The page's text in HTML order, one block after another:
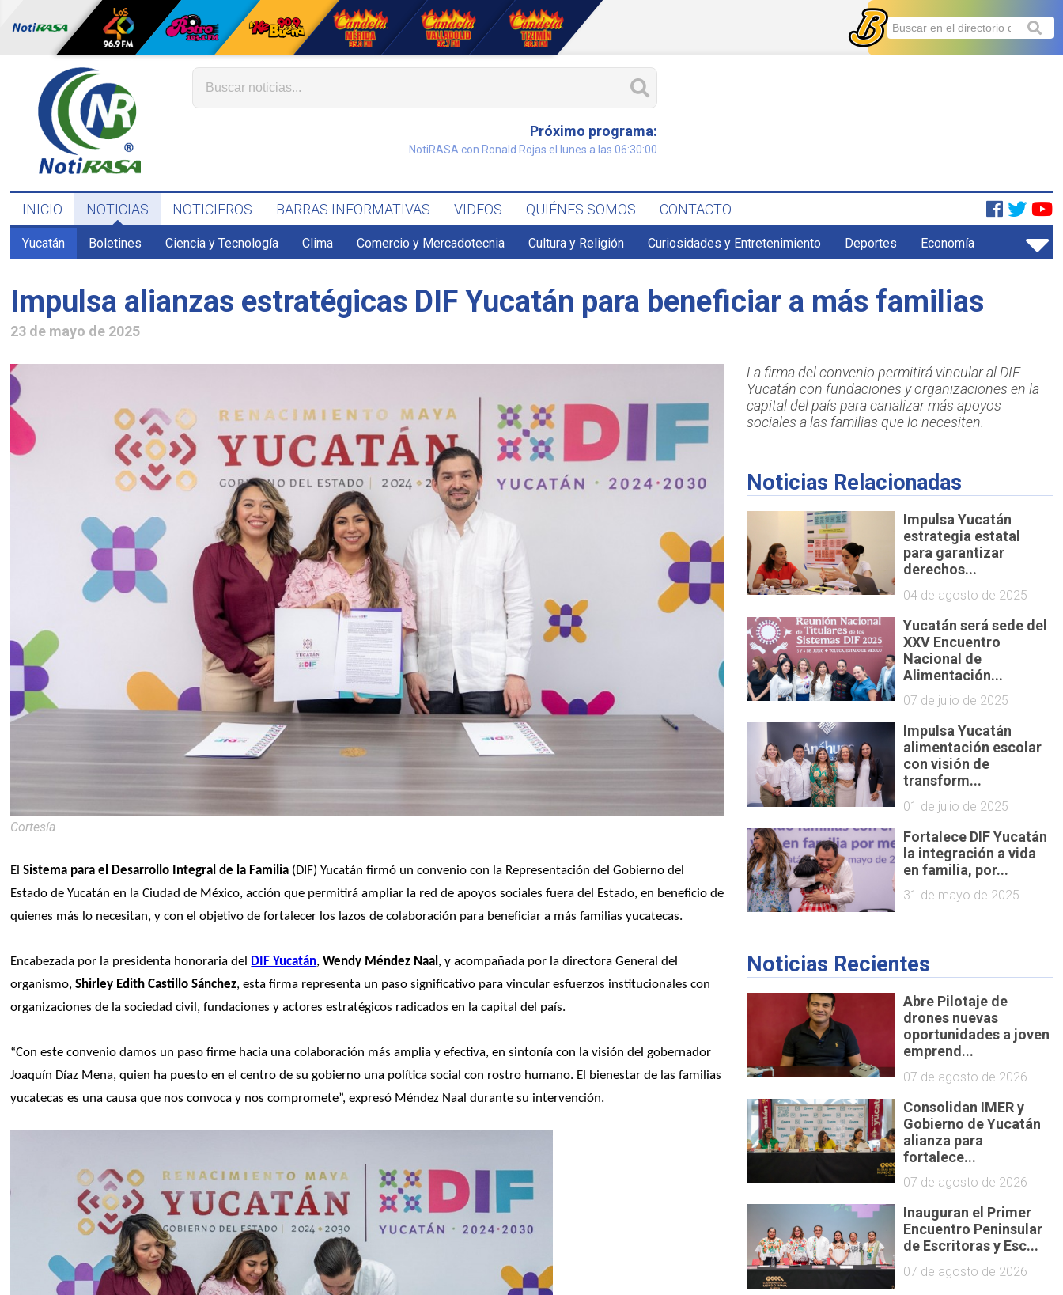
Próximo programa:
NotiRASA con Ronald Rojas el lunes a las 06:30:00
INICIO NOTICIAS NOTICIEROS BARRAS INFORMATIVAS VIDEOS QUIÉNES SOMOS CONTACTO
Yucatán Boletines Ciencia y Tecnología Clima Comercio y Mercadotecnia Cultura y Religión Curiosidades y Entretenimiento Deportes Economía
Impulsa alianzas estratégicas DIF Yucatán para beneficiar a más familias
23 de mayo de 2025
Cortesía
El Sistema para el Desarrollo Integral de la Familia (DIF) Yucatán firmó un convenio con la Representación del Gobierno del
Estado de Yucatán en la Ciudad de México, acción que permitirá ampliar la red de apoyos sociales fuera del Estado, en beneficio de
quienes más lo necesitan, y con el objetivo de fortalecer los lazos de colaboración para beneficiar a más familias yucatecas.
Encabezada por la presidenta honoraria del DIF Yucatán, Wendy Méndez Naal , y acompañada por la directora General del
organismo, Shirley Edith Castillo Sánchez, esta firma representa un paso significativo para vincular esfuerzos institucionales con
organizaciones de la sociedad civil, fundaciones y actores estratégicos radicados en la capital del país.
“Con este convenio damos un paso firme hacia una colaboración más amplia y efectiva, en sintonía con la visión del gobernador
Joaquín Díaz Mena, quien ha puesto en el centro de su gobierno una política social con rostro humano. El bienestar de las familias
yucatecas es una causa que nos convoca y nos compromete”, expresó Méndez Naal durante su intervención.
La firma del convenio permitirá vincular al DIF
Yucatán con fundaciones y organizaciones en la
capital del país para canalizar más apoyos
sociales a las familias que lo necesiten.
Noticias Relacionadas
Impulsa Yucatán
estrategia estatal
para garantizar
derechos...
04 de agosto de 2025
Yucatán será sede del
XXV Encuentro
Nacional de
Alimentación...
07 de julio de 2025
Impulsa Yucatán
alimentación escolar
con visión de
transform...
01 de julio de 2025
Fortalece DIF Yucatán
la integración a vida
en familia, por...
31 de mayo de 2025
Noticias Recientes
Abre Pilotaje de
drones nuevas
oportunidades a joven
emprend...
07 de agosto de 2026
Consolidan IMER y
Gobierno de Yucatán
alianza para
fortalece...
07 de agosto de 2026
Inauguran el Primer
Encuentro Peninsular
de Escritoras y Esc...
07 de agosto de 2026